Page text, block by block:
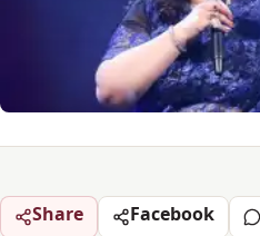
Share Facebook